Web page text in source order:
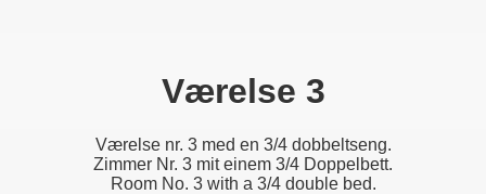
Værelse 3
Værelse nr. 3 med en 3/4 dobbeltseng.
Zimmer Nr. 3 mit einem 3/4 Doppelbett.
Room No. 3 with a 3/4 double bed.